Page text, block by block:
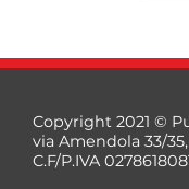
Copyright 2021 ©
via Amendola 33/
C.F/P.IVA